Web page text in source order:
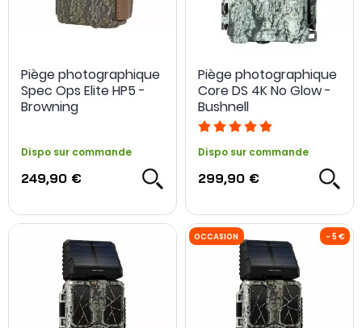
Piège photographique
Spec Ops Elite HP5 -
Browning
Dispo sur commande
249,90 €
Piège photographique
Core DS 4K No Glow -
Bushnell
Dispo sur commande
299,90 €